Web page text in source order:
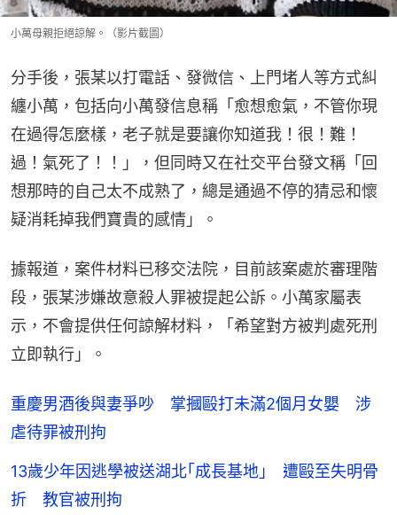
小萬母親拒絕諒解。（影片截圖）
分手後，張某以打電話、發微信、上門堵人等方式糾
纏小萬，包括向小萬發信息稱「愈想愈氣，不管你現
在過得怎麼樣，老子就是要讓你知道我！很！難！
過！氣死了！！」，但同時又在社交平台發文稱「回
想那時的自己太不成熟了，總是通過不停的猜忌和懷
疑消耗掉我們寶貴的感情」。
據報道，案件材料已移交法院，目前該案處於審理階
段，張某涉嫌故意殺人罪被提起公訴。小萬家屬表
示，不會提供任何諒解材料，「希望對方被判處死刑
立即執行」。
重慶男酒後與妻爭吵 掌摑毆打未滿2個月女嬰 涉
虐待罪被刑拘
13歲少年因逃學被送湖北｢成長基地｣ 遭毆至失明骨
折 教官被刑拘